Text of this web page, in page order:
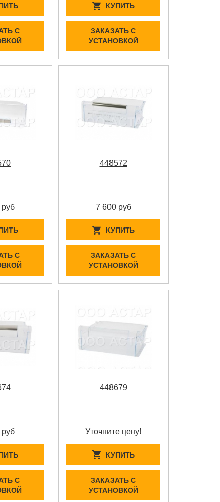
С
КУПИТЬ
ЗАКАЗАТЬ С
УСТАНОВКОЙ
С
448572
7 600 руб
КУПИТЬ
ЗАКАЗАТЬ С
УСТАНОВКОЙ
С
448679
Уточните цену!
КУПИТЬ
ЗАКАЗАТЬ С
УСТАНОВКОЙ